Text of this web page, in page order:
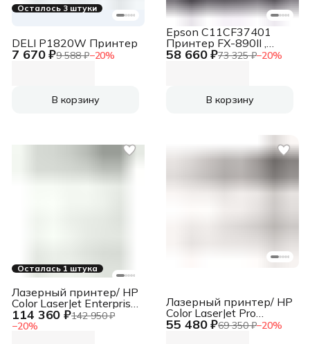
Осталось 3 штуки
7 670 ₽9 588 ₽−20%
DELI P1820W Принтер
В корзину
58 660 ₽73 325 ₽−20%
Epson C11CF37401
Принтер FX-890II ,
матричный A4, 9х2-
(735 cps), до 6
экземпляров
оригинал + 5 копий),
ресурс ленты: 7,5 млн.
символов, USB, LPT,
В корзину
Осталась 1 штука
114 360 ₽142 950 ₽
−20%
Лазерный принтер/ HP
Color LaserJet Enterprise
M555x
55 480 ₽69 350 ₽−20%
Лазерный принтер/ HP
Color LaserJet Pro
M255dw